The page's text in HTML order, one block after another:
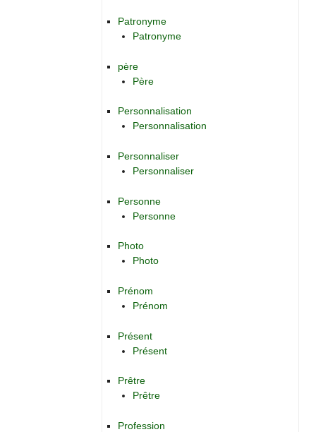
Patronyme
Patronyme
père
Père
Personnalisation
Personnalisation
Personnaliser
Personnaliser
Personne
Personne
Photo
Photo
Prénom
Prénom
Présent
Présent
Prêtre
Prêtre
Profession